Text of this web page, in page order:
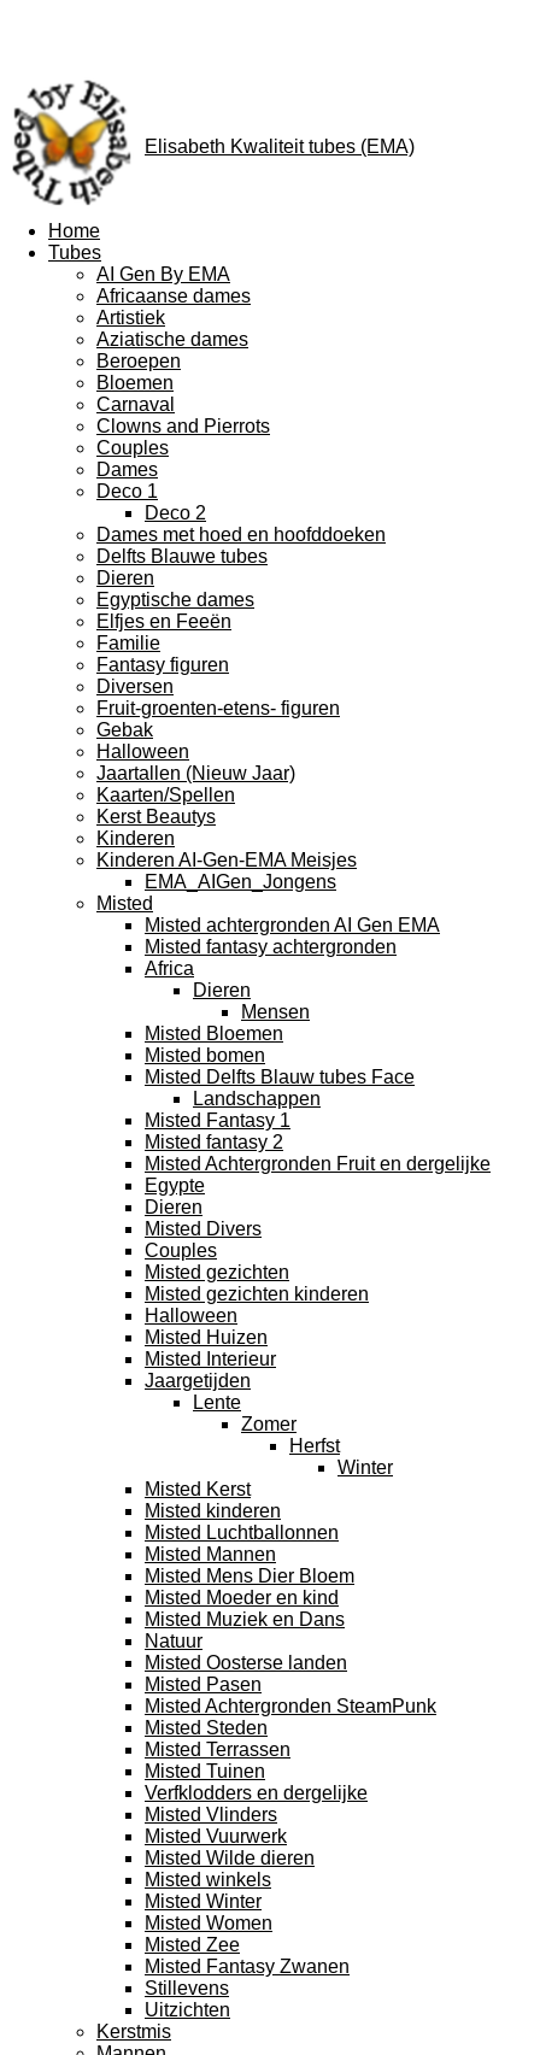
Elisabeth Kwaliteit tubes (EMA)
Home
Tubes
AI Gen By EMA
Africaanse dames
Artistiek
Aziatische dames
Beroepen
Bloemen
Carnaval
Clowns and Pierrots
Couples
Dames
Deco 1
Deco 2
Dames met hoed en hoofddoeken
Delfts Blauwe tubes
Dieren
Egyptische dames
Elfjes en Feeën
Familie
Fantasy figuren
Diversen
Fruit-groenten-etens- figuren
Gebak
Halloween
Jaartallen (Nieuw Jaar)
Kaarten/Spellen
Kerst Beautys
Kinderen
Kinderen AI-Gen-EMA Meisjes
EMA_AIGen_Jongens
Misted
Misted achtergronden AI Gen EMA
Misted fantasy achtergronden
Africa
Dieren
Mensen
Misted Bloemen
Misted bomen
Misted Delfts Blauw tubes Face
Landschappen
Misted Fantasy 1
Misted fantasy 2
Misted Achtergronden Fruit en dergelijke
Egypte
Dieren
Misted Divers
Couples
Misted gezichten
Misted gezichten kinderen
Halloween
Misted Huizen
Misted Interieur
Jaargetijden
Lente
Zomer
Herfst
Winter
Misted Kerst
Misted kinderen
Misted Luchtballonnen
Misted Mannen
Misted Mens Dier Bloem
Misted Moeder en kind
Misted Muziek en Dans
Natuur
Misted Oosterse landen
Misted Pasen
Misted Achtergronden SteamPunk
Misted Steden
Misted Terrassen
Misted Tuinen
Verfklodders en dergelijke
Misted Vlinders
Misted Vuurwerk
Misted Wilde dieren
Misted winkels
Misted Winter
Misted Women
Misted Zee
Misted Fantasy Zwanen
Stillevens
Uitzichten
Kerstmis